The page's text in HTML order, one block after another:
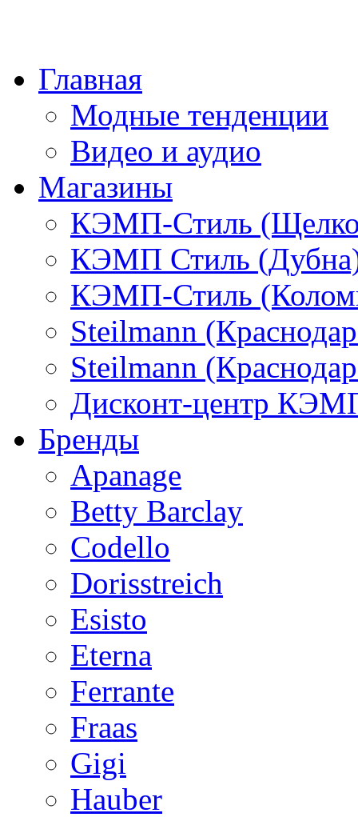
Главная
Модные тенденции
Видео и аудио
Магазины
КЭМП-Стиль
КЭМП Стиль
КЭМП-Стиль
Steilmann
Steilmann
Дисконт-центр
Бренды
Apanage
Betty Barclay
Codello
Dorisstreich
Esisto
Eterna
Ferrante
Fraas
Gigi
Hauber